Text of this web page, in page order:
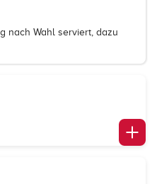
nach Wahl serviert, dazu